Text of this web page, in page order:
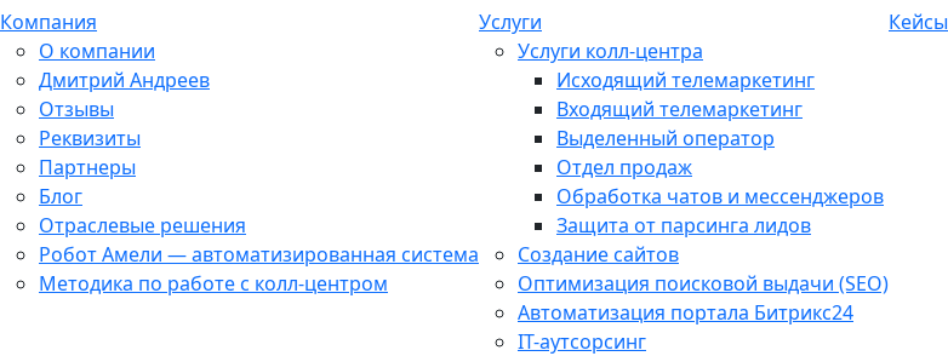
Компания
О компании
Дмитрий Андреев
Отзывы
Реквизиты
Партнеры
Блог
Отраслевые решения
Робот Амели — автоматизированная система
Методика по работе с колл-центром
Услуги
Услуги колл-центра
Исходящий телемаркетинг
Входящий телемаркетинг
Выделенный оператор
Отдел продаж
Обработка чатов и мессенджеров
Защита от парсинга лидов
Создание сайтов
Оптимизация поисковой выдачи (SEO)
Автоматизация портала Битрикс24
IT-аутсорсинг
Кейсы